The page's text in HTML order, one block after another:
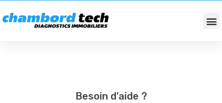
Besoin d'aide ?